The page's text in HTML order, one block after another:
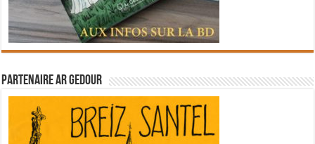
Partenaire Ar Gedour